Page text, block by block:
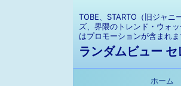
TOBE、STARTO（旧ジャニ
ズ、界隈のトレンド・ウォ
はプロモーションが含まれ
ランダムビュー セ
ホーム